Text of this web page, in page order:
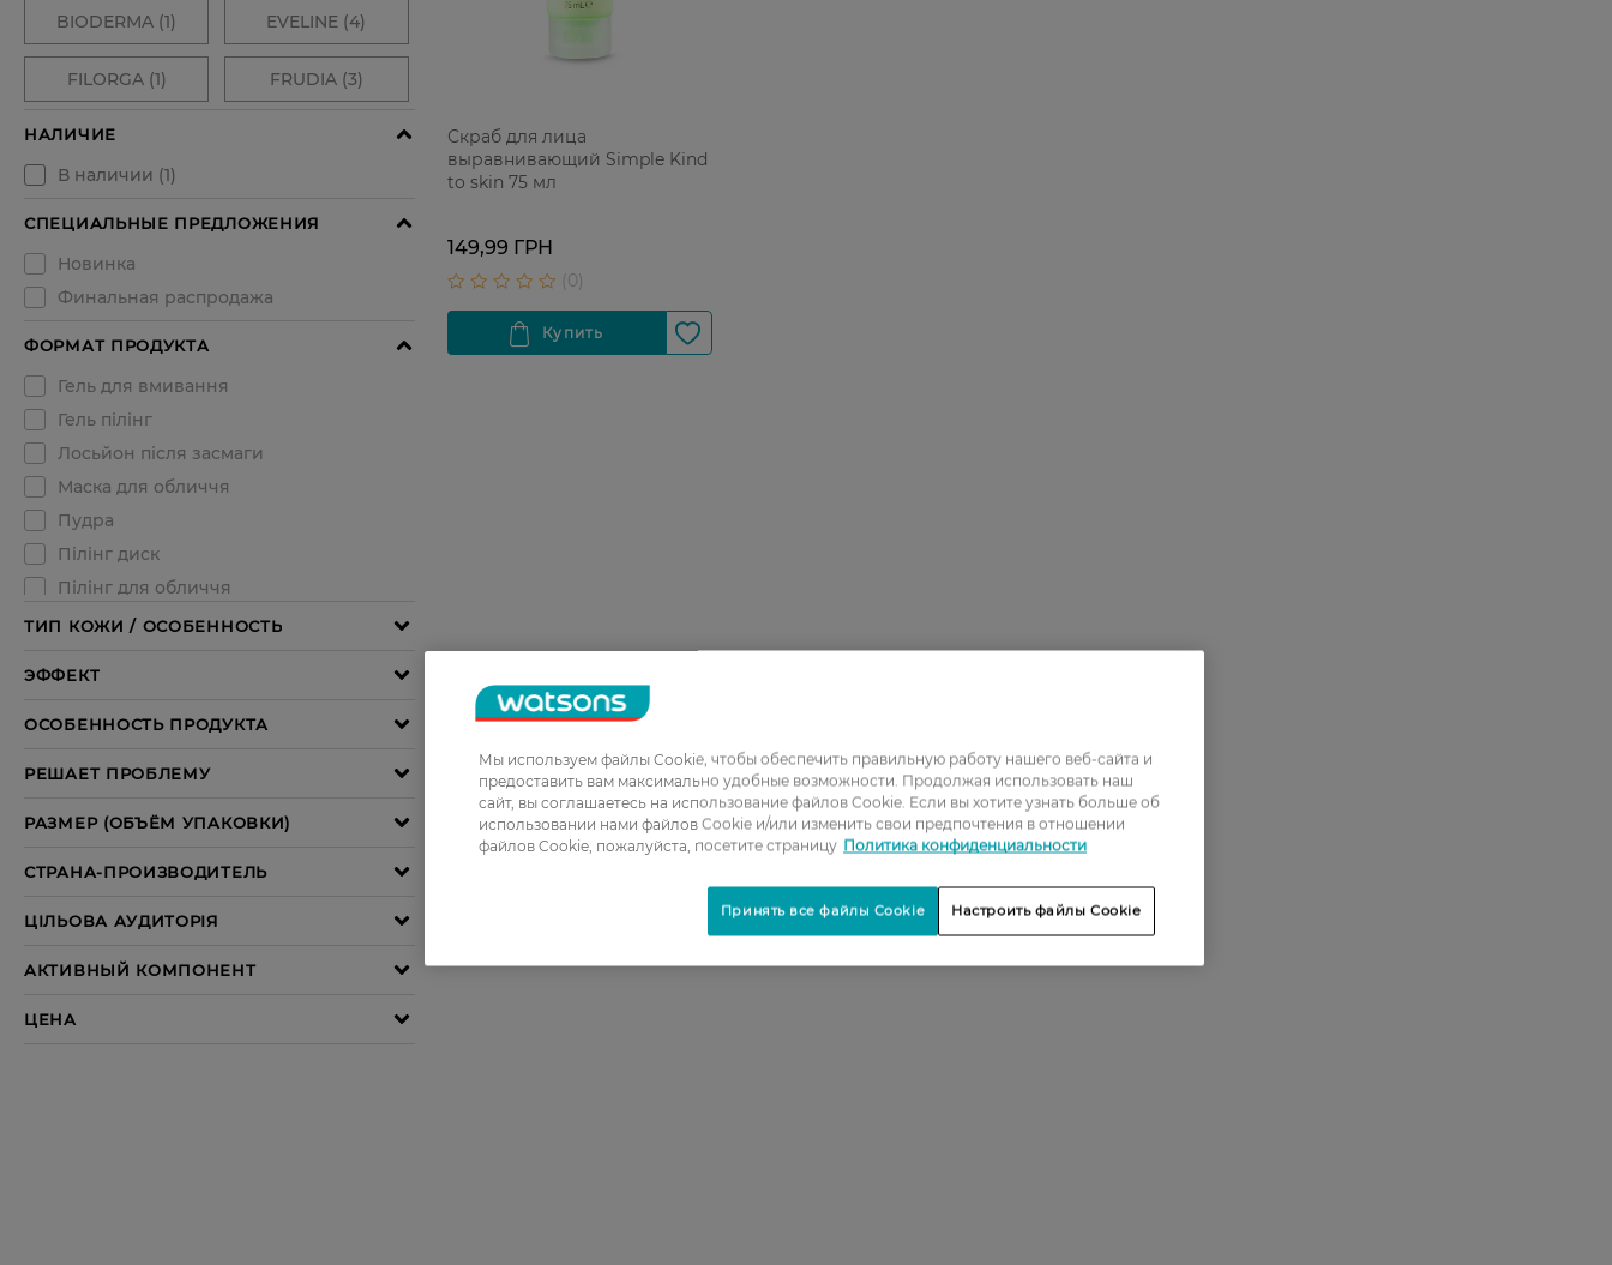
Скраб для лица
выравнивающий Simple Kind
to skin 75 мл
149,99 ГРН
Мы используем файлы Cookie, чтобы обеспечить правильную работу нашего веб-сайта и
предоставить вам максимально удобные возможности. Продолжая использовать наш
сайт, вы соглашаетесь на использование файлов Cookie. Если вы хотите узнать больше об
использовании нами файлов Cookie и/или изменить свои предпочтения в отношении
файлов Cookie, пожалуйста, посетите страницу Политика конфиденциальности
Настроить файлы Cookie
Принять все файлы Cookie